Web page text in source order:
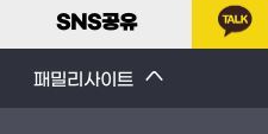
SNS공유
패밀리사이트